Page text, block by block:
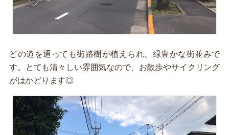
どの道を通っても街路樹が植えられ、緑豊かな街並みで
す。とても清々しい雰囲気なので、お散歩やサイクリング
がはかどります◎